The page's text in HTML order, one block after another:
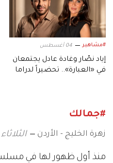
#مشاهير 04 أغسطس
إياد نصّار وغادة عادل يجتمعان
في «العبارة».. تحضيراً لدراما
#جمالك
زهرة الخليج - الأردن الثلاثاء 15 ابريل 2025 13:30